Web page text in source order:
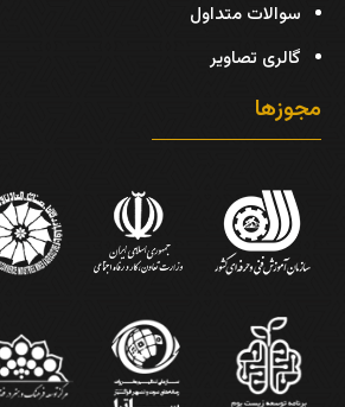
سوالات متداول
گالری تصاویر
مجوزها